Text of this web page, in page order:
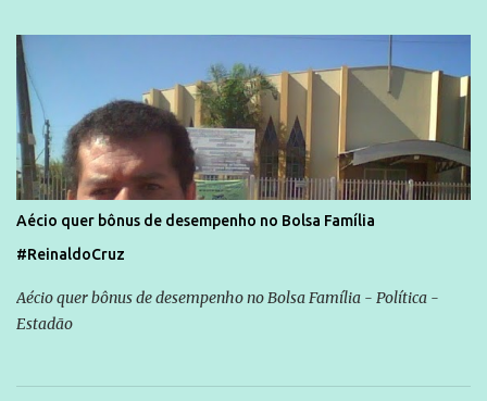
Aécio quer bônus de desempenho no Bolsa Família
#ReinaldoCruz
Aécio quer bônus de desempenho no Bolsa Família - Política -
Estadão